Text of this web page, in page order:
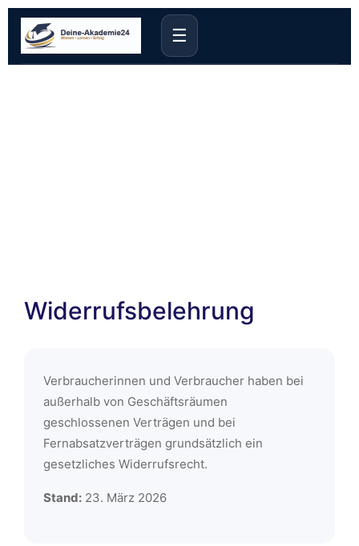
☰
Widerrufsbelehrung
Verbraucherinnen und Verbraucher haben bei
außerhalb von Geschäftsräumen
geschlossenen Verträgen und bei
Fernabsatzverträgen grundsätzlich ein
gesetzliches Widerrufsrecht.
Stand: 23. März 2026